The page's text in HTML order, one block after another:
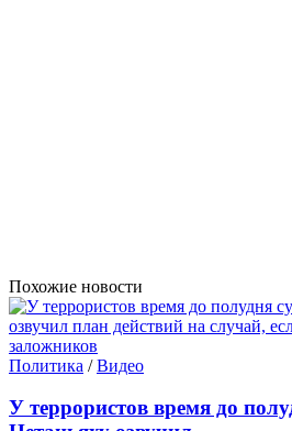
Похожие новости
Политика /Видео
У террористов время до